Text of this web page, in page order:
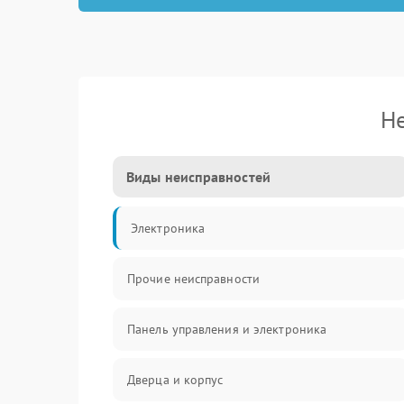
Виды неисправностей
Электроника
Прочие неисправности
Панель управления и электроника
Дверца и корпус